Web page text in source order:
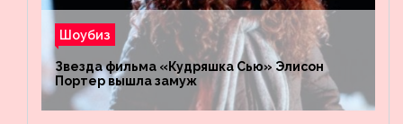
Шоубиз
Звезда фильма «Кудряшка Сью» Элисон
Портер вышла замуж